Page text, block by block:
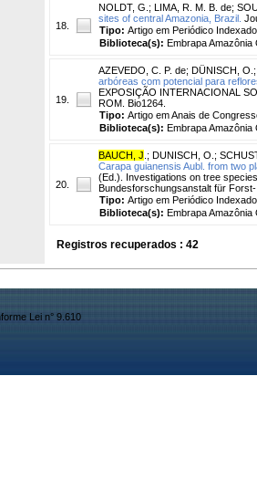
18.
NOLDT, G. ; LIMA, R. M. B. de;
sites of central Amazonia, Brazil.
Tipo: Artigo em Periódico Indexado
Biblioteca(s): Embrapa Amazônia
19.
AZEVEDO, C. P. de; DÜNISCH, O.
arbóreas com potencial para
EXPOSIÇÃO INTERNACIONAL
ROM. Bio1264.
Tipo: Artigo em Anais de
Biblioteca(s): Embrapa Amazônia
20.
BAUCH, J ; DUNISCH, O. ;
Carapa guianensis Aubl. from two
(Ed.). Investigations on tree
Bundesforschungsanstalt für
Tipo: Artigo em Periódico Indexado
Biblioteca(s): Embrapa Amazônia
Registros recuperados : 42
Lei n° 9.610